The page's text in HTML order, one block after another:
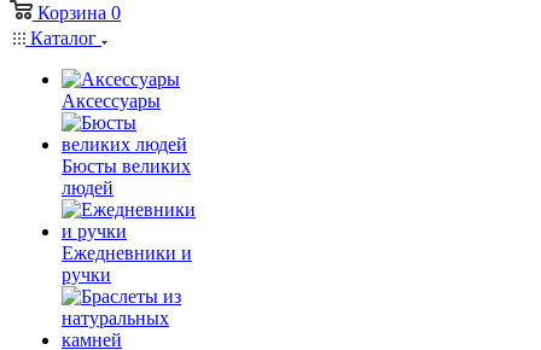
Корзина 0
Каталог
Аксессуары
Бюсты великих
людей
Ежедневники и
ручки